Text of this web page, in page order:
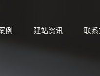
例 建站资讯 联系